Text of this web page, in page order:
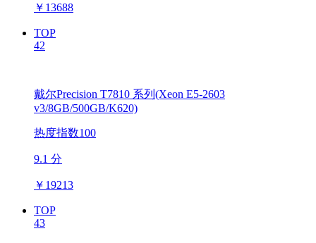
￥ 13688
TOP
42
戴尔Precision T7810 系列(Xeon E5-2603
v3/8GB/500GB/K620)
热度指数100
9.1 分
￥ 19213
TOP
43